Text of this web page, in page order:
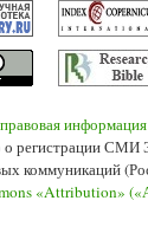
информация
о регистрации
коммуникаций
«Attribution»